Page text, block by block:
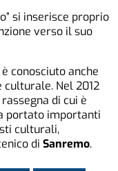
si inserisce proprio
verso il suo
conosciuto anche
Nel 2012
rassegna di cui è
portato importanti
culturali,
diSanremo.